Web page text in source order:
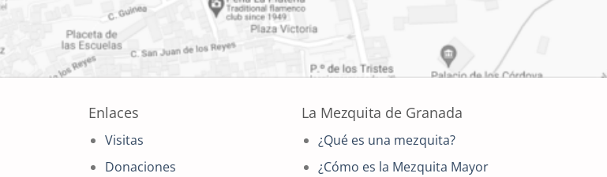
Enlaces
Visitas
Donaciones
La Mezquita de Granada
¿Qué es una mezquita?
¿Cómo es la Mezquita Mayor